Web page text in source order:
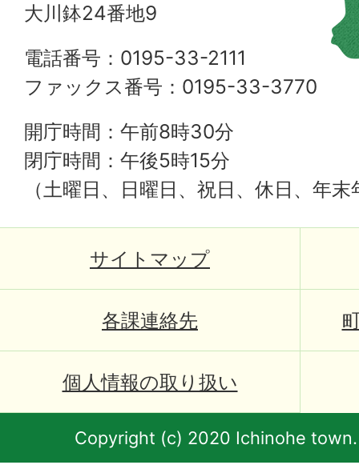
大川鉢24番地9
電話番号：0195-33-2111
ファックス番号：0195-33-3770
開庁時間：午前8時30分
閉庁時間：午後5時15分
（土曜日、日曜日、祝日、休日、年
サイトマップ
各課連絡先
個人情報の取り扱い
Copyright (c) 2020 Ichinohe